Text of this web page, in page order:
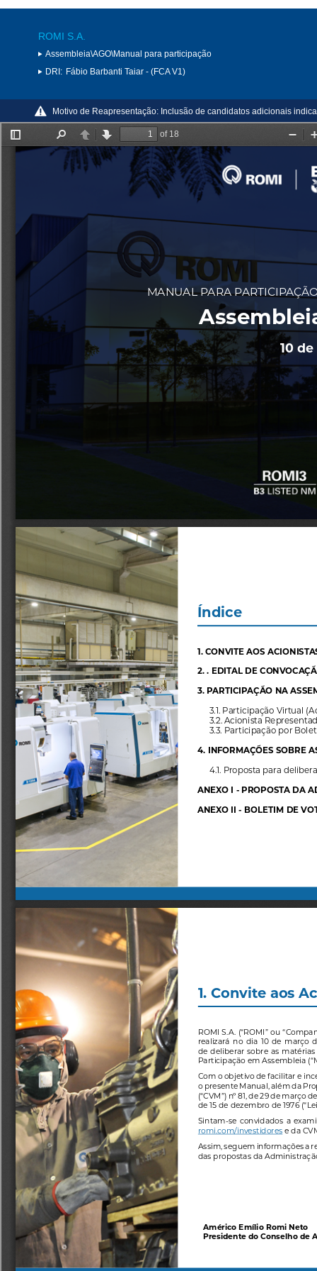
ROMI S.A.
Assembleia\AGO\Manual para participação
DRI: Fábio Barbanti Taiar - (FCA V1)
Motivo de Reapresentação: Inclusão de candidatos adicionais